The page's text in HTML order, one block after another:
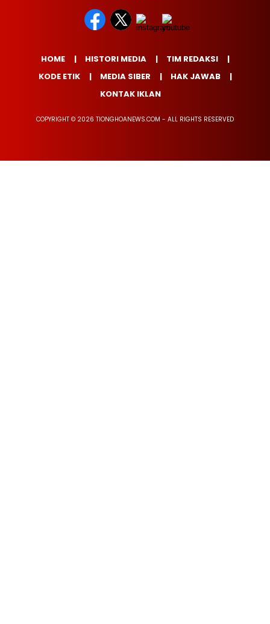
HOME HISTORI MEDIA
TIM REDAKSI
KODE ETIK
MEDIA SIBER
HAK JAWAB
KONTAK IKLAN
COPYRIGHT © 2026 TIONGHOANEWS.COM - ALL RIGHTS RESERVED